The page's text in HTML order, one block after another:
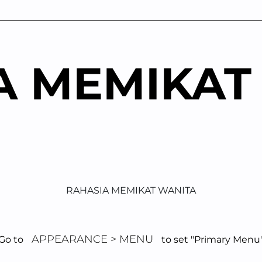
MEMIKAT
RAHASIA MEMIKAT WANITA
to APPEARANCE > MENU to set "Primary